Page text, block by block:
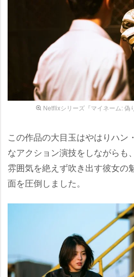
Netflixシリーズ『マイネーム: 偽
この作品の大目玉はやはりハン
なアクション演技をしながらも
雰囲気を絶えず吹き出す彼女の
面を圧倒しました。